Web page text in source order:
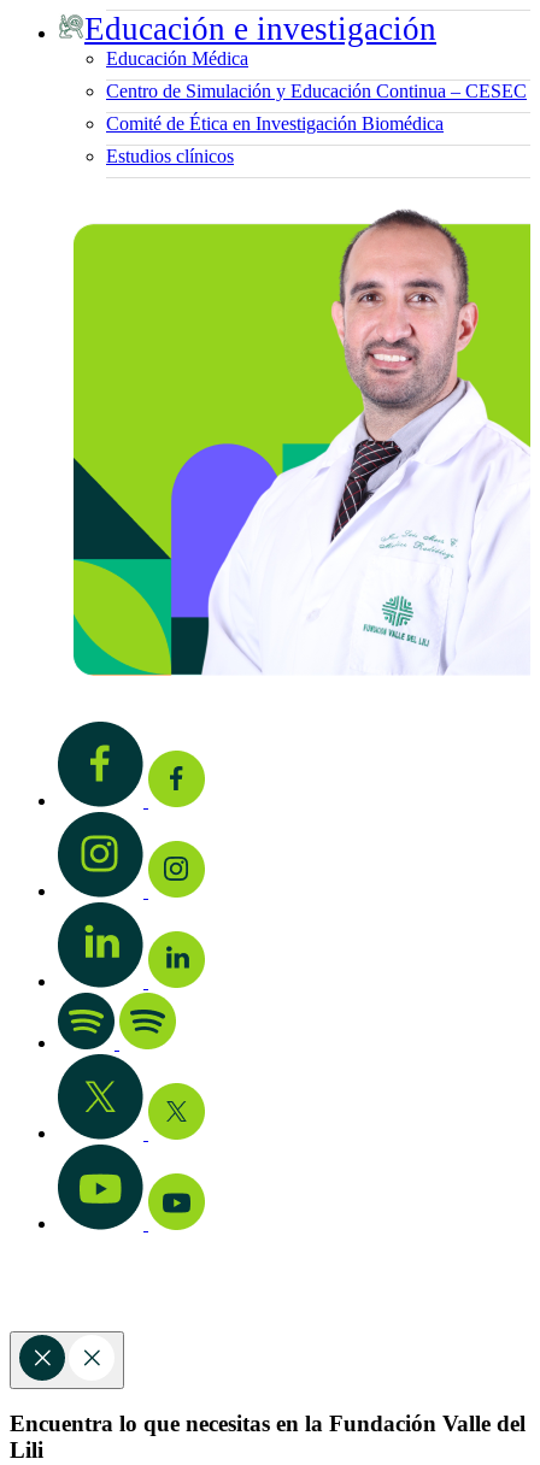
Educación e investigación
Educación Médica
Centro de Simulación y Educación Continua – CESEC
Comité de Ética en Investigación Biomédica
Estudios clínicos
Encuentra lo que necesitas en la Fundación Valle del
Lili